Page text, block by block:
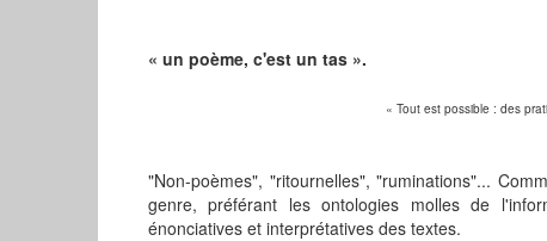
« un poème, c'est un tas ».
« Tout est possible : des
"Non-poèmes", "ritournelles", "ruminations"...
genre, préférant les ontologies molles de
énonciatives et interprétatives des textes.